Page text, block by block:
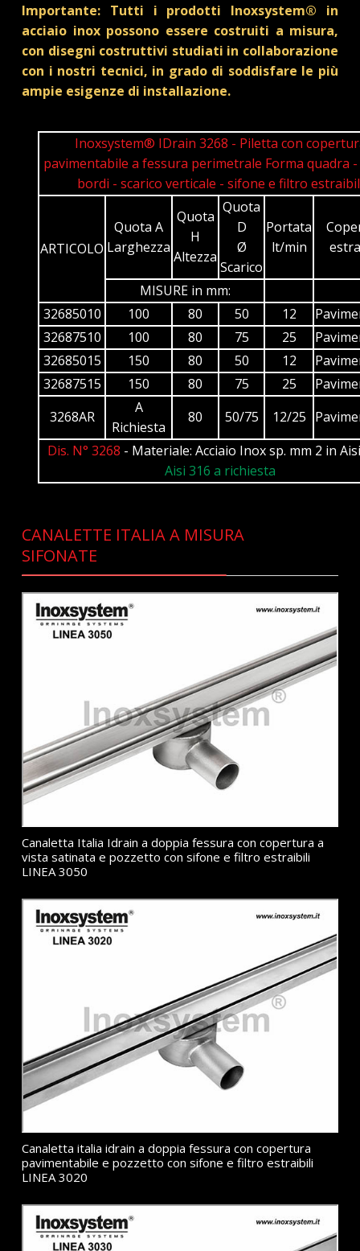
Importante: Tutti i prodotti Inoxsystem® in
acciaio inox possono essere costruiti a misura,
con disegni costruttivi studiati in collaborazione
con i nostri tecnici, in grado di soddisfare le più
ampie esigenze di installazione.
Inoxsystem® IDrain 3268 - Piletta con
pavimentabile a fessura perimetrale Forma quadra -
bordi - scarico verticale - sifone e filtro
ARTICOLO
Quota A
Larghezza
Quota
H
Altezza
Quota
D
Ø
Scarico
Portata
lt/min
MISURE in mm:
32685010
100 80 50 12
32687510
100 80 75 25
32685015
150 80 50 12
32687515
150 80 75 25
3268AR
A
Richiesta
80 50/75 12/25
Dis. N° 3268 - Materiale: Acciaio Inox sp. mm 2 in
Aisi 316 a richiesta
CANALETTE ITALIA A MISURA
SIFONATE
Canaletta Italia Idrain a doppia fessura con copertura a
vista satinata e pozzetto con sifone e filtro estraibili
LINEA 3050
Canaletta italia idrain a doppia fessura con copertura
pavimentabile e pozzetto con sifone e filtro estraibili
LINEA 3020